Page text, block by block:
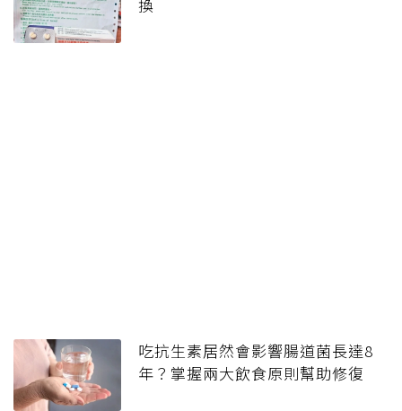
換
吃抗生素居然會影響腸道菌長達8
年？掌握兩大飲食原則幫助修復